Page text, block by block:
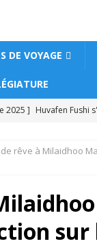
DE VOYAGE
2025 ] Huvafen Fushi
DE
2025 ] Offre Black
rêve à Milaidhoo